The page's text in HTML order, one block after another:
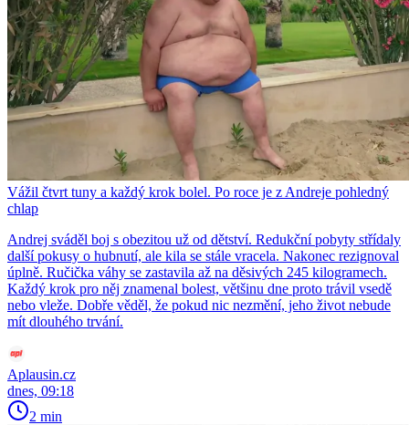
Vážil čtvrt tuny a každý krok bolel. Po roce je z Andreje pohledný
chlap
Andrej sváděl boj s obezitou už od dětství. Redukční pobyty střídaly
další pokusy o hubnutí, ale kila se stále vracela. Nakonec rezignoval
úplně. Ručička váhy se zastavila až na děsivých 245 kilogramech.
Každý krok pro něj znamenal bolest, většinu dne proto trávil vsedě
nebo vleže. Dobře věděl, že pokud nic nezmění, jeho život nebude
mít dlouhého trvání.
Aplausin.cz
dnes, 09:18
2 min